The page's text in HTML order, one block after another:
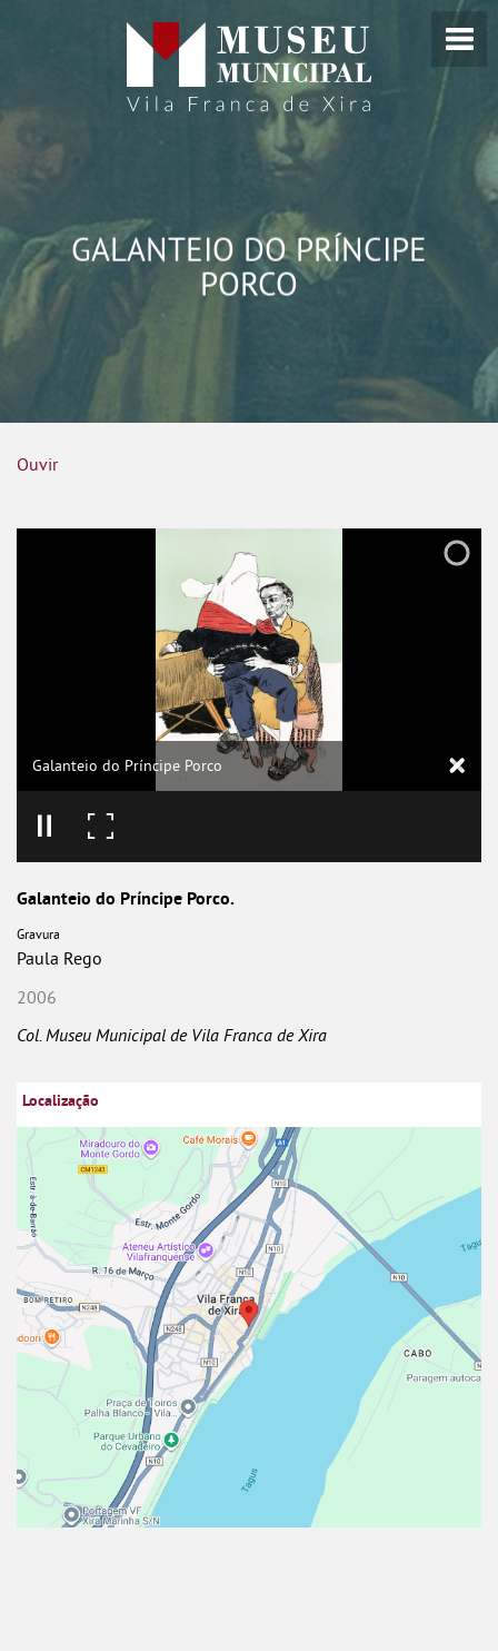
GALANTEIO DO PRÍNCIPE
PORCO
Ouvir
Galanteio do Príncipe Porco
Galanteio do Príncipe Porco.
Gravura
Paula Rego
2006
Col. Museu Municipal de Vila Franca de Xira